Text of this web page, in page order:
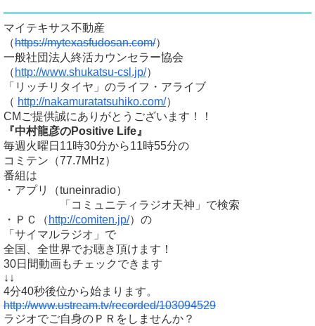
マイテキサス不動産
（https://mytexasfudosan.com/）
一般社団法人終活カウンセラー協会
（ http://www.shukatsu-csl.jp/）
「リッチリタイヤ」のライフ・アライブ
（ http://nakamuratatsuhiko.com/）
CMご提供誠にありがとうございます！！
『中村龍彦のPositive Life』
毎週火曜日11時30分から11時55分の
コミテン（77.7MHz）
番組は
・アプリ（tuneinradio）
「コミュニティラジオ天神」で検索
・ＰＣ（ http://comiten.jp/）の
「サイマルラジオ」で
全国、全世界でお聴き頂けます！
30日間動画もチェックできます
↓↓
4分40秒後位から始まります。
http://www.ustream.tv/recorded/103094529
ラジオでご自身のＰＲをしませんか？